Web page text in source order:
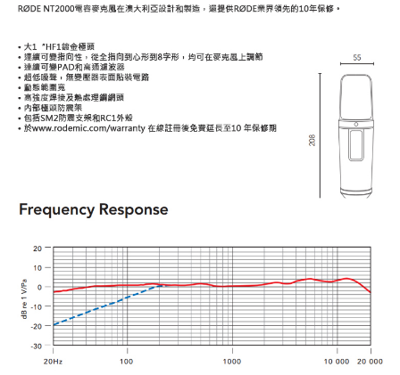
４．使用「AFTEE先享後付」時，將依據個別帳號之用戶狀況，依本公司即
請求用戶進行身份認證。
５．嚴禁一人註冊多個帳號或使用他人資訊註冊。若發現惡意使用之情形，
恩沛科技股份有限公司將有權停止該用戶之使用額度並採取法律行動。